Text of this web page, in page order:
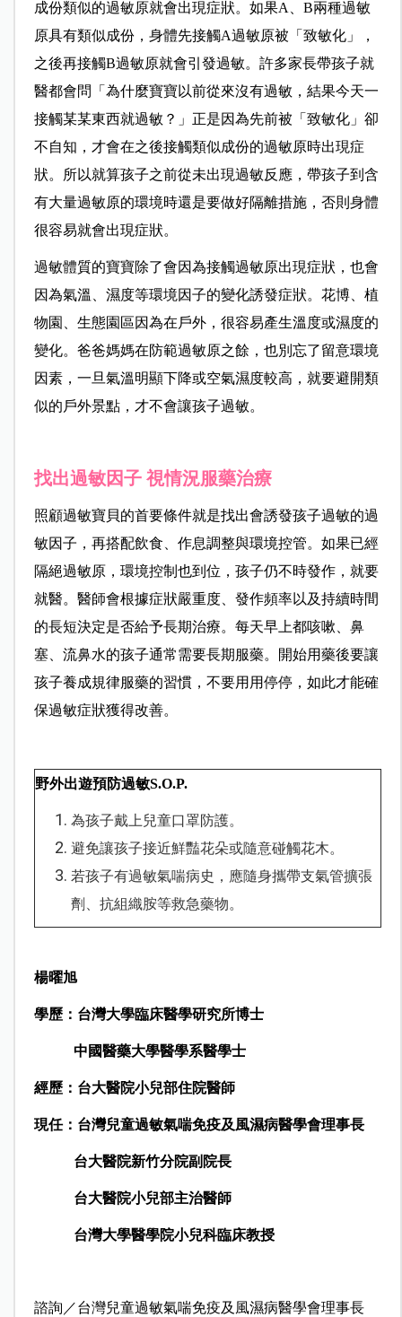
成份類似的過敏原就會出現症狀。如果A、B兩種過敏
原具有類似成份，身體先接觸A過敏原被「致敏化」，
之後再接觸B過敏原就會引發過敏。許多家長帶孩子就
醫都會問「為什麼寶寶以前從來沒有過敏，結果今天一
接觸某某東西就過敏？」正是因為先前被「致敏化」卻
不自知，才會在之後接觸類似成份的過敏原時出現症
狀。所以就算孩子之前從未出現過敏反應，帶孩子到含
有大量過敏原的環境時還是要做好隔離措施，否則身體
很容易就會出現症狀。
過敏體質的寶寶除了會因為接觸過敏原出現症狀，也會
因為氣溫、濕度等環境因子的變化誘發症狀。花博、植
物園、生態園區因為在戶外，很容易產生溫度或濕度的
變化。爸爸媽媽在防範過敏原之餘，也別忘了留意環境
因素，一旦氣溫明顯下降或空氣濕度較高，就要避開類
似的戶外景點，才不會讓孩子過敏。
找出過敏因子 視情況服藥治療
照顧過敏寶貝的首要條件就是找出會誘發孩子過敏的過
敏因子，再搭配飲食、作息調整與環境控管。如果已經
隔絕過敏原，環境控制也到位，孩子仍不時發作，就要
就醫。醫師會根據症狀嚴重度、發作頻率以及持續時間
的長短決定是否給予長期治療。每天早上都咳嗽、鼻
塞、流鼻水的孩子通常需要長期服藥。開始用藥後要讓
孩子養成規律服藥的習慣，不要用用停停，如此才能確
保過敏症狀獲得改善。
野外出遊預防過敏S.O.P.
為孩子戴上兒童口罩防護。
避免讓孩子接近鮮豔花朵或隨意碰觸花木。
若孩子有過敏氣喘病史，應隨身攜帶支氣管擴張
劑、抗組織胺等救急藥物。
楊曜旭
學歷： 台灣大學臨床醫學研究所博士
中國醫藥大學醫學系醫學士
經歷： 台大醫院小兒部住院醫師
現任：台灣兒童過敏氣喘免疫及風濕病醫學會理事長
台大醫院新竹分院副院長
台大醫院小兒部主治醫師
台灣大學醫學院小兒科臨床教授
諮詢／台灣兒童過敏氣喘免疫及風濕病醫學會理事長